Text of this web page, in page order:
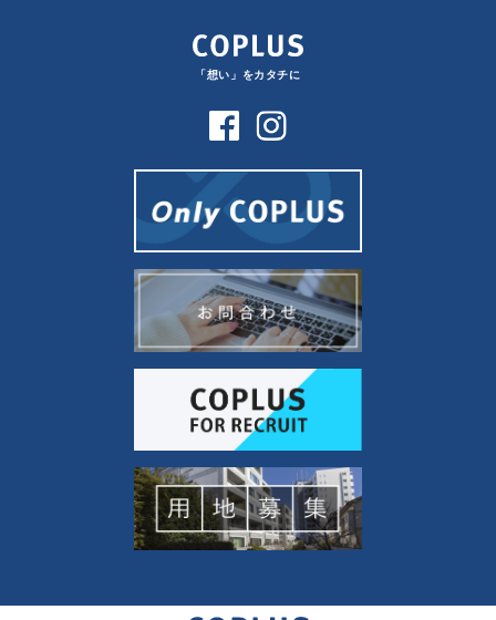
「想い」をカタチに